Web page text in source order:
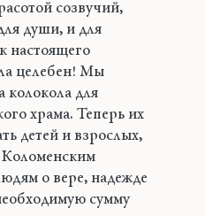
созвучий,
души, и для
настоящего
целебен! Мы
колокола для
храма. Теперь их
детей и взрослых,
о вере, надежде
сумму